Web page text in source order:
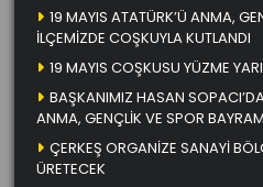
19 MAYIS ATATÜRK’Ü ANMA,
İLÇEMİZDE COŞKUYLA KUTLANDI
19 MAYIS COŞKUSU YÜZME
BAŞKANIMIZ HASAN
ANMA, GENÇLİK VE SPOR
ÇERKEŞ ORGANİZE SANAYİ
ÜRETECEK